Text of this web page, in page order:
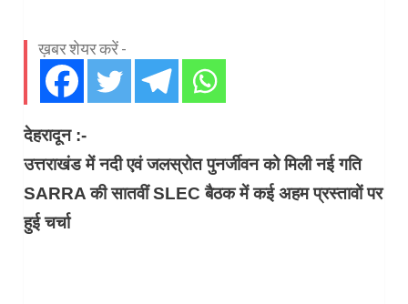
ख़बर शेयर करें -
देहरादून :-
उत्तराखंड में नदी एवं जलस्रोत पुनर्जीवन को मिली नई गति
SARRA की सातवीं SLEC बैठक में कई अहम प्रस्तावों पर
हुई चर्चा